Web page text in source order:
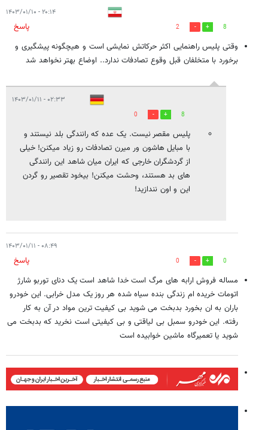
۲۰:۱۴ - ۱۴۰۳/۰۱/۱۰
8
2
پاسخ
وقتی پلیس راهنمایی اکثر حرکاتش نمایشی است و هیچگونه پیشگیری و
برخورد با متخلفان قبل وقوع تصادفات ندارد.. اوضاع بهتر نخواهد شد
۰۲:۳۳ - ۱۴۰۳/۰۱/۱۱
8
0
پلیس مقصر نیست. یک عده که رانندگی بلد نیستند و
با مبایل هاشون ور میرن تصادفات رو زیاد میکنن! خیلی
از گردشگران خارجی که ایران میان شاهد این رانندگی
های بد هستند، وحشت میکنن! بیخود تقصیر رو گردن
این و اون نندازید!
۰۸:۴۹ - ۱۴۰۳/۰۱/۱۱
0
0
پاسخ
مساله فروش ارابه های مرگ است خدا شاهد است یک دنای توربو شارژ
اتومات خریده ام زندگی بنده سیاه شده هر روز یک مدل خرابی. این خودرو
باران به ان بخورد بدبخت می شوید بی کیفیت ترین مواد در آن به کار
رفته. این خودرو سمبل بی لیاقتی و بی کیفیتی است نخرید که بدبخت می
شوید یا تعمیرگاه ماشین خوابیده است